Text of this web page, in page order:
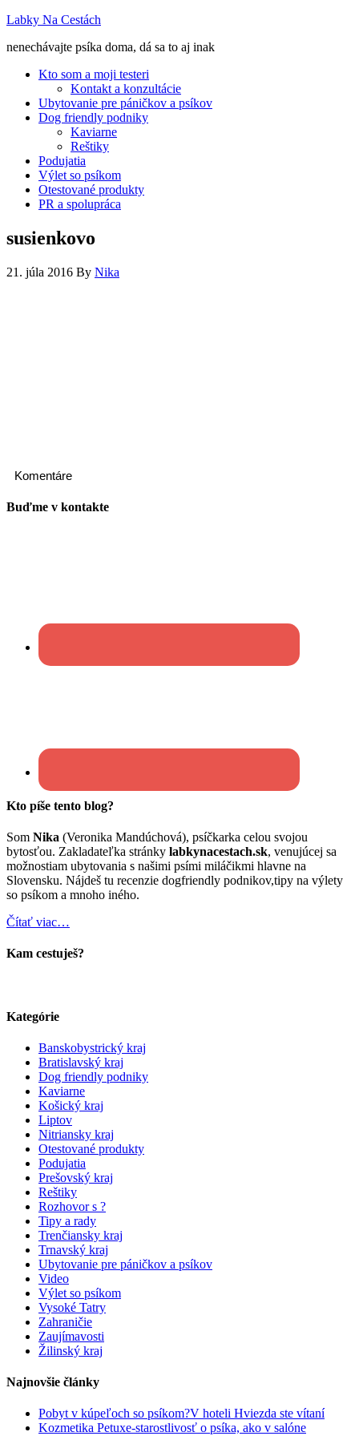
Labky Na Cestách
nenechávajte psíka doma, dá sa to aj inak
Kto som a moji testeri
Kontakt a konzultácie
Ubytovanie pre páničkov a psíkov
Dog friendly podniky
Kaviarne
Reštiky
Podujatia
Výlet so psíkom
Otestované produkty
PR a spolupráca
susienkovo
21. júla 2016 By Nika
Komentáre
Buďme v kontakte
Kto píše tento blog?
Som Nika (Veronika Mandúchová), psíčkarka celou svojou
bytosťou. Zakladateľka stránky labkynacestach.sk, venujúcej sa
možnostiam ubytovania s našimi psími miláčikmi hlavne na
Slovensku. Nájdeš tu recenzie dogfriendly podnikov,tipy na výlety
so psíkom a mnoho iného.
Čítať viac…
Kam cestuješ?
Kategórie
Banskobystrický kraj
Bratislavský kraj
Dog friendly podniky
Kaviarne
Košický kraj
Liptov
Nitriansky kraj
Otestované produkty
Podujatia
Prešovský kraj
Reštiky
Rozhovor s ?
Tipy a rady
Trenčiansky kraj
Trnavský kraj
Ubytovanie pre páničkov a psíkov
Video
Výlet so psíkom
Vysoké Tatry
Zahraničie
Zaujímavosti
Žilinský kraj
Najnovšie články
Pobyt v kúpeľoch so psíkom?V hoteli Hviezda ste vítaní
Kozmetika Petuxe-starostlivosť o psíka, ako v salóne